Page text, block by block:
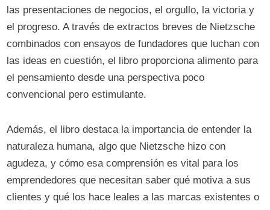
las presentaciones de negocios, el orgullo, la victoria y
el progreso. A través de extractos breves de Nietzsche
combinados con ensayos de fundadores que luchan con
las ideas en cuestión, el libro proporciona alimento para
el pensamiento desde una perspectiva poco
convencional pero estimulante.
Además, el libro destaca la importancia de entender la
naturaleza humana, algo que Nietzsche hizo con
agudeza, y cómo esa comprensión es vital para los
emprendedores que necesitan saber qué motiva a sus
clientes y qué los hace leales a las marcas existentes o